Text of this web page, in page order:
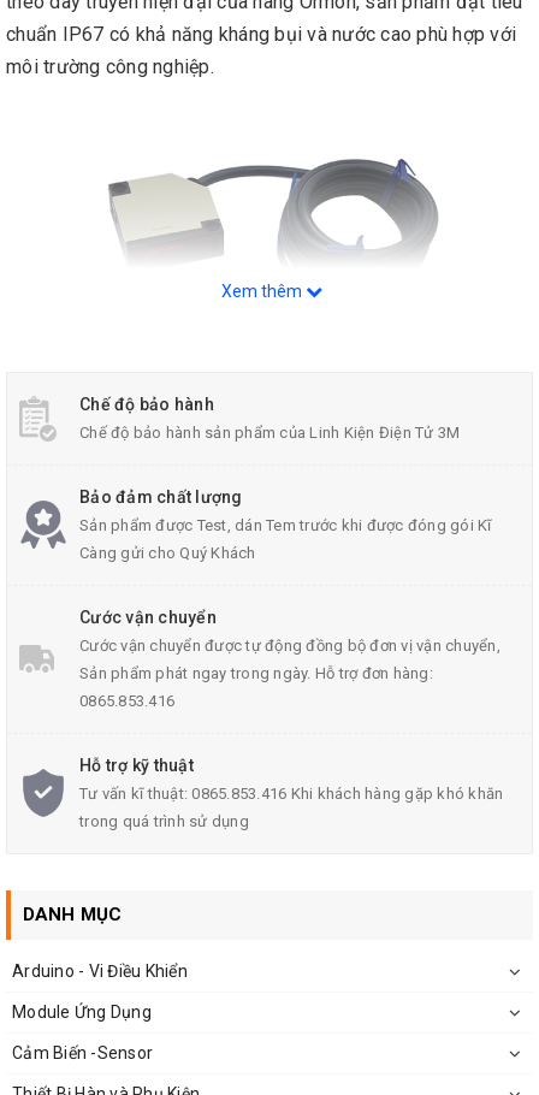
chuẩn IP67 có khả năng kháng bụi và nước cao phù hợp với
môi trường công nghiệp.
Cảm Biến Quang Omron E3JK-DS30M1
Kích thước đầu cảm biến: 50x 50x 17mm
Chiều dài dây điện: 1.75m
Khối lượng: 200g
Mã sản phẩm: E3JK- DS30M1
Nguồn cấp: 24 - 240VAC
Sử dụng LED hồng ngoại bước sóng 660nm, thời gian đáp
Khoảng cách phát hiện: 30cm
Nhiệt độ hoạt động: -25℃ - + 55℃
Xem thêm
Chế độ bảo hành
Chế độ bảo hành sản phẩm của Linh Kiện Điện Tử 3M
Bảo đảm chất lượng
Sản phẩm được Test, dán Tem trước khi được đóng gói Kĩ
Càng gửi cho Quý Khách
Cước vận chuyển
Cước vận chuyển được tự động đồng bộ đơn vị vận chuyển,
Sản phẩm phát ngay trong ngày. Hỗ trợ đơn hàng:
0865.853.416
Hỗ trợ kỹ thuật
Tư vấn kĩ thuật: 0865.853.416 Khi khách hàng gặp khó khăn
trong quá trình sử dụng
DANH MỤC
Arduino - Vi Điều Khiển
Module Ứng Dụng
Cảm Biến -Sensor